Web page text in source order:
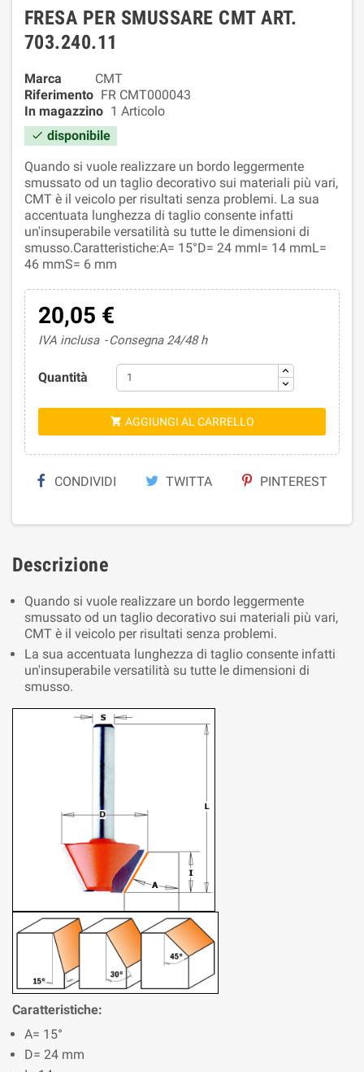
FRESA PER SMUSSARE CMT ART.
703.240.11
Marca
CMT
Riferimento FR CMT000043
In magazzino 1 Articolo
 disponibile
Quando si vuole realizzare un bordo leggermente
smussato od un taglio decorativo sui materiali più vari,
CMT è il veicolo per risultati senza problemi. La sua
accentuata lunghezza di taglio consente infatti
un'insuperabile versatilità su tutte le dimensioni di
smusso.Caratteristiche:A= 15°D= 24 mmI= 14 mmL=
46 mmS= 6 mm
20,05 €
IVA inclusa Consegna 24/48 h
Quantità
 AGGIUNGI AL CARRELLO
CONDIVIDI TWITTA PINTEREST
Descrizione
Quando si vuole realizzare un bordo leggermente
smussato od un taglio decorativo sui materiali più vari,
CMT è il veicolo per risultati senza problemi.
La sua accentuata lunghezza di taglio consente infatti
un'insuperabile versatilità su tutte le dimensioni di
smusso.
Caratteristiche:
A= 15°
D= 24 mm